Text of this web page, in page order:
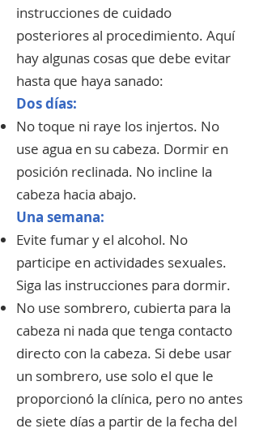
instrucciones de cuidado
posteriores al procedimiento. Aquí
hay algunas cosas que debe evitar
hasta que haya sanado:​
Dos días:
No toque ni raye los injertos. No
use agua en su cabeza. Dormir en
posición reclinada. No incline la
cabeza hacia abajo.
Una semana:
Evite fumar y el alcohol. No
participe en actividades sexuales.
Siga las instrucciones para dormir.
No use sombrero, cubierta para la
cabeza ni nada que tenga contacto
directo con la cabeza. Si debe usar
un sombrero, use solo el que le
proporcionó la clínica, pero no antes
de siete días a partir de la fecha del